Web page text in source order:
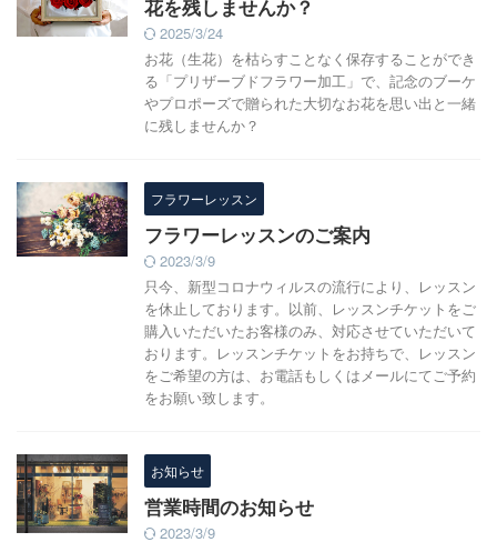
花を残しませんか？
2025/3/24
お花（生花）を枯らすことなく保存することができ
る「プリザーブドフラワー加工」で、記念のブーケ
やプロポーズで贈られた大切なお花を思い出と一緒
に残しませんか？
フラワーレッスン
フラワーレッスンのご案内
2023/3/9
只今、新型コロナウィルスの流行により、レッスン
を休止しております。以前、レッスンチケットをご
購入いただいたお客様のみ、対応させていただいて
おります。レッスンチケットをお持ちで、レッスン
をご希望の方は、お電話もしくはメールにてご予約
をお願い致します。
お知らせ
営業時間のお知らせ
2023/3/9